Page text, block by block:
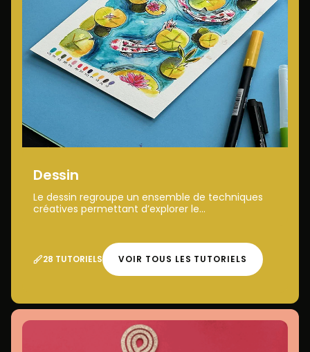
Dessin
Le dessin regroupe un ensemble de techniques
créatives permettant d’explorer le...
28 TUTORIELS VOIR TOUS LES TUTORIELS